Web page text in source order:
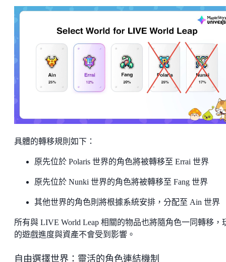
具體的轉移規則如下：
原先位於 Polaris 世界的角色將被轉移至 Errai 世界
原先位於 Nunki 世界的角色將被轉移至 Fang 世界
其他世界的角色則將根據系統安排，分配至 Ain 世界
所有與 LIVE World Leap 相關的物品也將隨角色一同轉移，
的遊戲進度與資產不會受到影響。
自由選擇世界：靈活的角色連結機制